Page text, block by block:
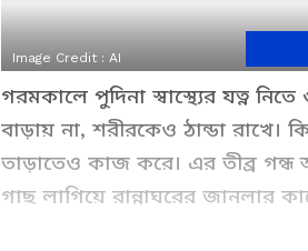
Image Credit : AI
গরমকালে পুদিনা স্বাস্থ্যের যত্ন
বাড়ায় না, শরীরকেও ঠান্ডা
তাড়াতেও কাজ করে। এর তীব্র
গাছ লাগিয়ে রান্নাঘরের জানলার